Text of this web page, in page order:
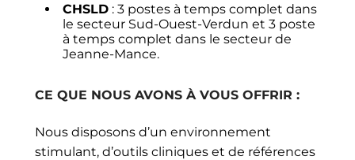
CHSLD : 3 postes à temps complet dans
le secteur Sud-Ouest-Verdun et 3 poste
à temps complet dans le secteur de
Jeanne-Mance.
CE QUE NOUS AVONS À VOUS OFFRIR :
Nous disposons d’un environnement
stimulant, d’outils cliniques et de références